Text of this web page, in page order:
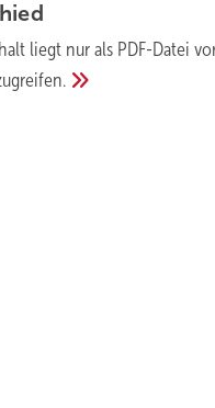
liegt nur als PDF-Datei